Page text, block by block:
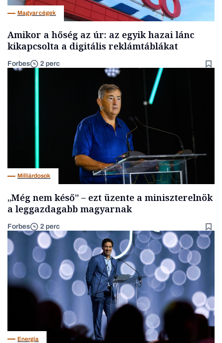
Magyar cégek
Amikor a hőség az úr: az egyik hazai lánc
kikapcsolta a digitális reklámtáblákat
Forbes 2 perc
Milliárdosok
„Még nem késő” – ezt üzente a miniszterelnök
a leggazdagabb magyarnak
Forbes 2 perc
Energia